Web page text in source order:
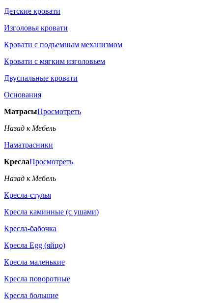
Детские кровати
Изголовья кровати
Кровати с подъемным механизмом
Кровати с мягким изголовьем
Двуспальные кровати
Основания
МатрасыПросмотреть
Назад к Мебель
Наматрасники
КреслаПросмотреть
Назад к Мебель
Кресла-стулья
Кресла каминные (с ушами)
Кресла-бабочка
Кресла Egg (яйцо)
Кресла маленькие
Кресла поворотные
Кресла большие